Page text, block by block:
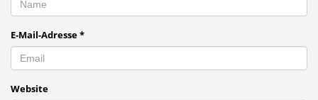
E-Mail-Adresse*
Website